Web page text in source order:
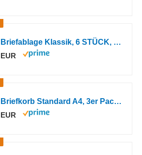
HAN Briefablage Klassik, 6 STÜCK, Moderne, transparente und stapelbare Ablage im frischen Design bis Format A4/C4, 1026-X-26, transparent-blau
Leitz Briefkorb Standard A4, 3er Pack, Briefablage in Premium-Qualität